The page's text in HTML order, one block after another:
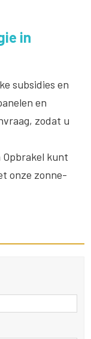
in
subsidies en
en
zodat u
Opbrakel kunt
onze zonne-